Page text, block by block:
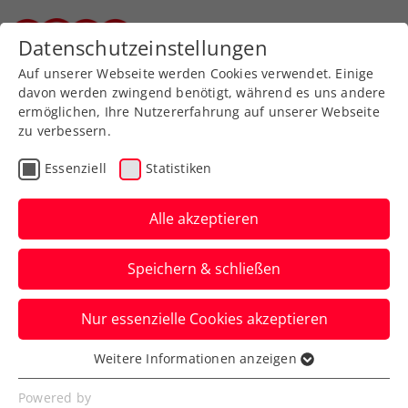
Zurück zur Newsübersicht
ATP
Wimbledon-Qualifikation:
Rodionov hält
Österreichs Fahne hoch
Lukas Neumayer, Joel Schwärzler und
Julia Grabher scheiden in London
hingegen früh aus.
Verfasst von: Manuel Wachta, 23.06.2026
Datenschutzeinstellungen
Auf unserer Webseite werden Cookies verwendet. Einige
davon werden zwingend benötigt, während es uns andere
ermöglichen, Ihre Nutzererfahrung auf unserer Webseite
zu verbessern.
Essenziell Statistiken
Alle akzeptieren
Speichern & schließen
Nur essenzielle Cookies akzeptieren
Essenziell
Essenzielle Cookies werden für grundlegende
Weitere Informationen anzeigen
Powered by